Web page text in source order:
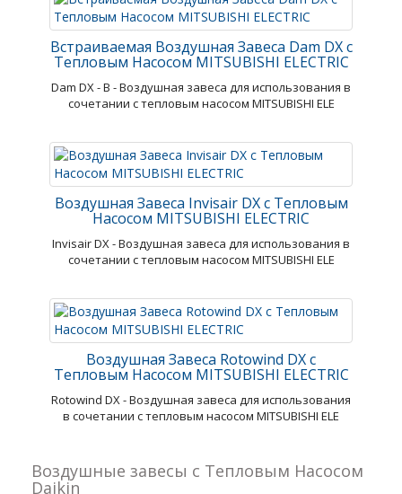
Встраиваемая Воздушная Завеса Dam DX с
Тепловым Насосом MITSUBISHI ELECTRIC
Dam DX - В - Воздушная завеса для использования в
сочетании с тепловым насосом MITSUBISHI ELE
Воздушная Завеса Invisair DX с Тепловым
Насосом MITSUBISHI ELECTRIC
Invisair DX - Воздушная завеса для использования в
сочетании с тепловым насосом MITSUBISHI ELE
Воздушная Завеса Rotowind DX с
Тепловым Насосом MITSUBISHI ELECTRIC
Rotowind DX - Воздушная завеса для использования
в сочетании с тепловым насосом MITSUBISHI ELE
Воздушные завесы с Тепловым Насосом
Daikin